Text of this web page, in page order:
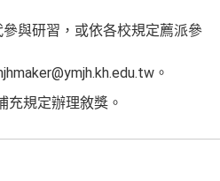
與研習，或依各校規定薦派參
。
規定辦理敘獎。